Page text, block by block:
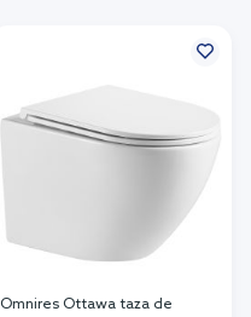
Omnires Ottawa taza de